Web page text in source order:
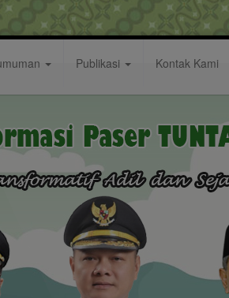
Publikasi Kontak Kami